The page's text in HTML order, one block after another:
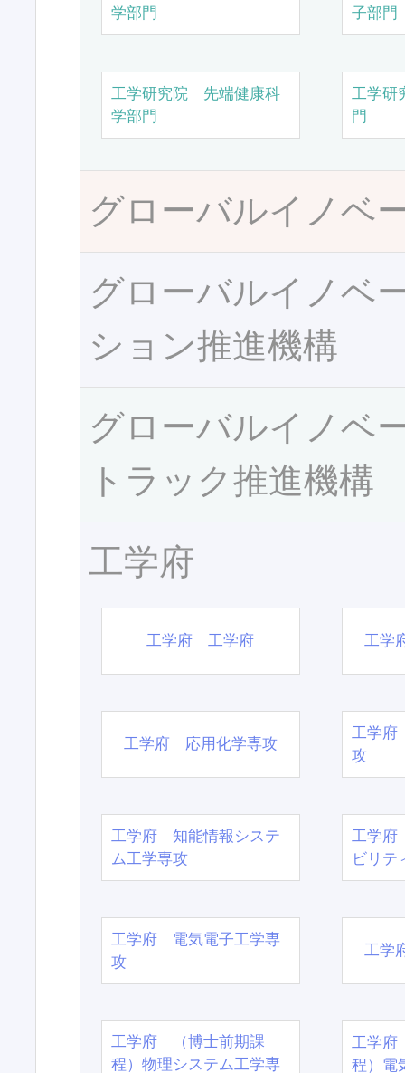
学部門
子部門
工学研究院 先端健康科
学部門
工学研
門
グローバルイノベ
グローバルイノベ
ション推進機構
グローバルイノベ
トラック推進機構
工学府
工学府 工学府 工学
工学府 応用化学専攻
工学府
攻
工学府 知能情報システ
ム工学専攻
工学府
ビリテ
工学府 電気電子工学専
攻
工学
工学府 （博士前期課
程）物理システム工学専
工学
程）電